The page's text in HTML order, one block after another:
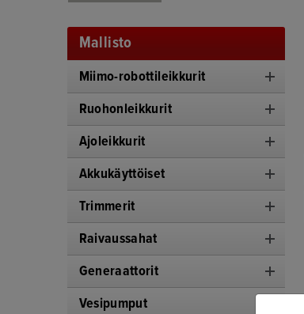
Mallisto
Miimo-robottileikkurit
Ruohonleikkurit
Ajoleikkurit
Akkukäyttöiset
Trimmerit
Raivaussahat
Generaattorit
Vesipumput